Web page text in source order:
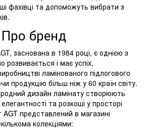
фахівці та допоможуть вибрати з
Про бренд
заснована в 1984 році, є однією з
розвивається і має успіх,
ламінованого підлогового
продукцію більш ніж у 60 країн світу.
дизайн ламінату створюють
та розкоші у просторі
представлений в магазині
колекціями: